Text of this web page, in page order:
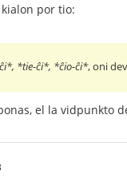
por tio:
*tie-ĉi*, *ĉio-ĉi*, oni
el la vidpunkto